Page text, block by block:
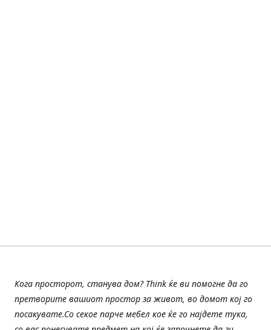
Кога просторот, станува дом? Think ќе ви помогне да го
претворите вашиот простор за живот, во домот кој го
посакувате.Со секое парче мебел кое ќе го најдете тука,